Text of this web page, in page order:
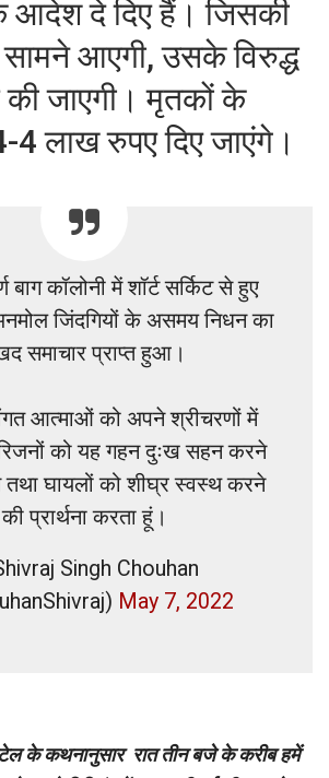
दे दिए हैं। जिसकी
सामने आएगी, उसके विरुद्ध
की जाएगी। मृतकों के
4 लाख रुपए दिए जाएंगे।
बाग कॉलोनी में शॉर्ट सर्किट से हुए
जिंदगियों के असमय निधन का
समाचार प्राप्त हुआ।
आत्माओं को अपने श्रीचरणों में
को यह गहन दुःख सहन करने
तथा घायलों को शीघ्र स्वस्थ करने
की प्रार्थना करता हूं।
Singh Chouhan
May 7, 2022
पटेल के कथनानुसार रात तीन बजे के करीब हमें